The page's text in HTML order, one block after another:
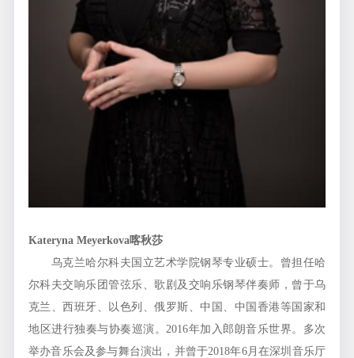
Kateryna Meyerkova 喀秋莎
乌克兰哈尔科夫国立艺术学院钢琴专业硕士。曾担任哈
尔科夫交响乐团管弦乐、歌剧及交响乐钢琴伴奏师，曾于乌
克兰、西班牙、以色列、俄罗斯、中国、中国香港等国家和
地区进行独奏与协奏巡演。2016年加入郎朗音乐世界。多次
举办音乐会及参与舞台演出，并曾于2018年6月在深圳音乐厅